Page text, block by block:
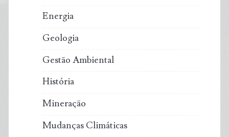
Energia
Geologia
Gestão Ambiental
História
Mineração
Mudanças Climáticas